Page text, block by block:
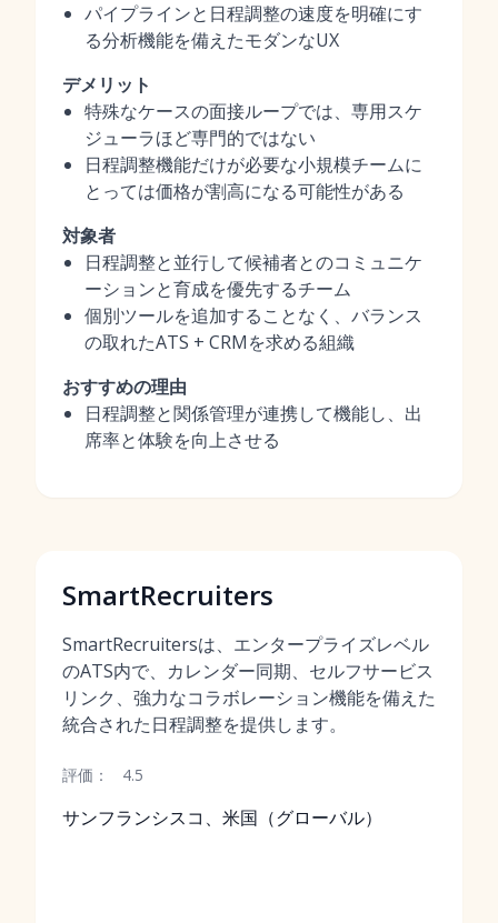
パイプラインと日程調整の速度を明確にす
る分析機能を備えたモダンなUX
デメリット
特殊なケースの面接ループでは、専用スケ
ジューラほど専門的ではない
日程調整機能だけが必要な小規模チームに
とっては価格が割高になる可能性がある
対象者
日程調整と並行して候補者とのコミュニケ
ーションと育成を優先するチーム
個別ツールを追加することなく、バランス
の取れたATS + CRMを求める組織
おすすめの理由
日程調整と関係管理が連携して機能し、出
席率と体験を向上させる
SmartRecruiters
SmartRecruitersは、エンタープライズレベル
のATS内で、カレンダー同期、セルフサービス
リンク、強力なコラボレーション機能を備えた
統合された日程調整を提供します。
評価： 4.5
サンフランシスコ、米国（グローバル）